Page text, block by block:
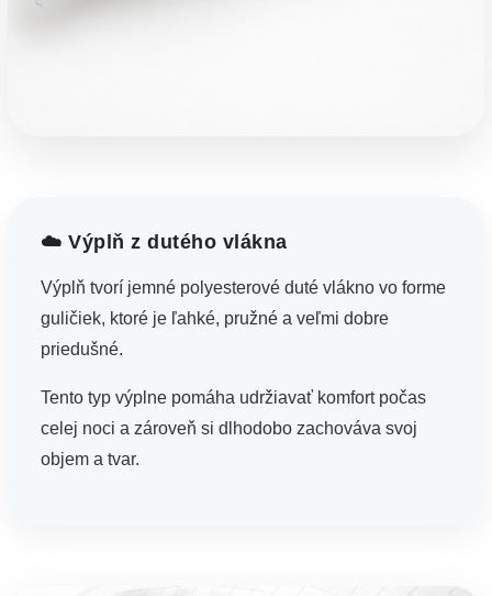
☁️ Výplň z dutého vlákna
Výplň tvorí jemné polyesterové duté vlákno vo forme
guličiek, ktoré je ľahké, pružné a veľmi dobre
priedušné.
Tento typ výplne pomáha udržiavať komfort počas
celej noci a zároveň si dlhodobo zachováva svoj
objem a tvar.